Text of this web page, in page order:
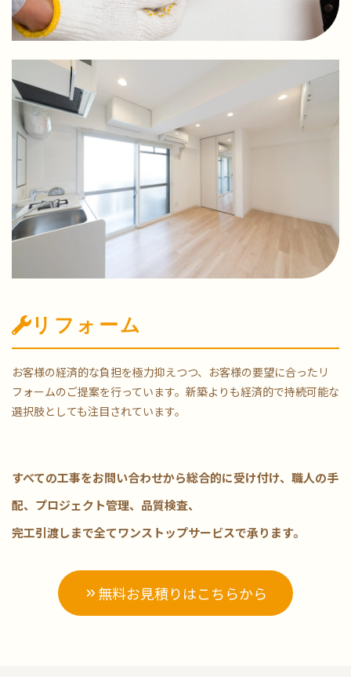
リフォーム
お客様の経済的な負担を極力抑えつつ、お客様の要望に合ったリ
フォームのご提案を行っています。新築よりも経済的で持続可能な
選択肢としても注目されています。
すべての工事をお問い合わせから総合的に受け付け、職人の手
配、プロジェクト管理、品質検査、
完工引渡しまで全てワンストップサービスで承ります。
無料お見積りはこちらから